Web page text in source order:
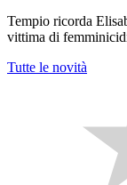
Tempio ricorda
vittima di
Tutte le novità